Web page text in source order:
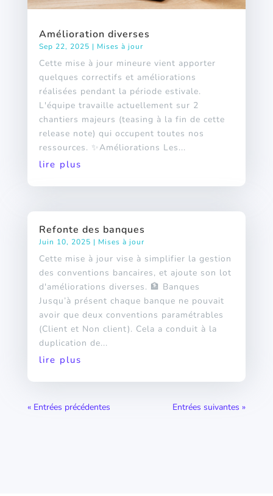
Amélioration diverses
Sep 22, 2025 | Mises à jour
Cette mise à jour mineure vient apporter
quelques correctifs et améliorations
réalisées pendant la période estivale.
L'équipe travaille actuellement sur 2
chantiers majeurs (teasing à la fin de cette
release note) qui occupent toutes nos
ressources. ✨Améliorations Les...
lire plus
Refonte des banques
Juin 10, 2025 | Mises à jour
Cette mise à jour vise à simplifier la gestion
des conventions bancaires, et ajoute son lot
d'améliorations diverses. 🏦 Banques
Jusqu’à présent chaque banque ne pouvait
avoir que deux conventions paramétrables
(Client et Non client). Cela a conduit à la
duplication de...
lire plus
« Entrées précédentes Entrées suivantes »